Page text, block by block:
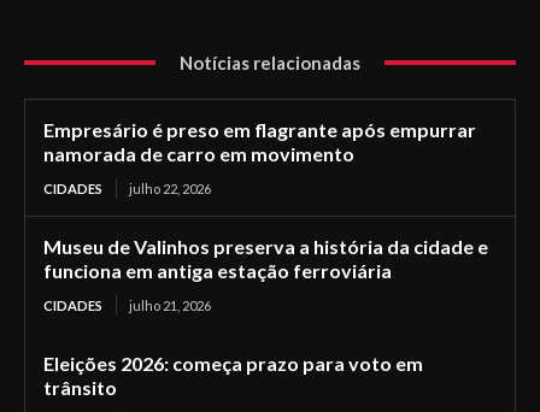
Notícias relacionadas
Empresário é preso em flagrante após empurrar
namorada de carro em movimento
CIDADES julho 22, 2026
Museu de Valinhos preserva a história da cidade e
funciona em antiga estação ferroviária
CIDADES julho 21, 2026
Eleições 2026: começa prazo para voto em
trânsito